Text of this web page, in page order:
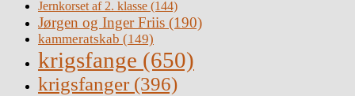
Jernkorset af 2. klasse (144)
Jørgen og Inger Friis (190)
kammeratskab (149)
krigsfange (650)
krigsfanger (396)